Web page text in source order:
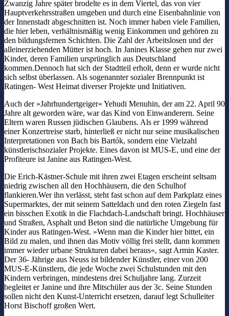
Zwanzig Jahre später brodelte es in dem Viertel, das von vier
Hauptverkehrsstraßen umgeben und durch eine Eisenbahnlinie von
der Innenstadt abgeschnitten ist. Noch immer haben viele Familien,
die hier leben, verhältnismäßig wenig Einkommen und gehören zu
den bildungsfernen Schichten. Die Zahl der Arbeitslosen und der
alleinerziehenden Mütter ist hoch. In Janines Klasse gehen nur zwei
Kinder, deren Familien ursprünglich aus Deutschland
kommen.Dennoch hat sich der Stadtteil erholt, denn er wurde nicht
sich selbst überlassen. Als sogenannter sozialer Brennpunkt ist
Ratingen- West Heimat diverser Projekte und Initiativen.
Auch der »Jahrhundertgeiger« Yehudi Menuhin, der am 22. April 90
Jahre alt geworden wäre, war das Kind von Einwanderern. Seine
Eltern waren Russen jüdischen Glaubens. Als er 1999 während
einer Konzertreise starb, hinterließ er nicht nur seine musikalischen
Interpretationen von Bach bis Bartók, sondern eine Vielzahl
künstlerischsozialer Projekte. Eines davon ist MUS-E, und eine der
Profiteure ist Janine aus Ratingen-West.
Die Erich-Kästner-Schule mit ihren zwei Etagen erscheint seltsam
niedrig zwischen all den Hochhäusern, die den Schulhof
flankieren.Wer ihn verlässt, steht fast schon auf dem Parkplatz eines
Supermarktes, der mit seinem Satteldach und den roten Ziegeln fast
ein bisschen Exotik in die Flachdach-Landschaft bringt. Hochhäuser
und Straßen, Asphalt und Beton sind die natürliche Umgebung für
Kinder aus Ratingen-West. »Wenn man die Kinder hier bittet, ein
Bild zu malen, und ihnen das Motiv völlig frei stellt, dann kommen
immer wieder urbane Strukturen dabei heraus«, sagt Armin Kaster.
Der 36- Jährige aus Neuss ist bildender Künstler, einer von 200
MUS-E-Künstlern, die jede Woche zwei Schulstunden mit den
Kindern verbringen, mindestens drei Schuljahre lang. Zurzeit
begleitet er Janine und ihre Mitschüler aus der 3c. Seine Stunden
sollen nicht den Kunst-Unterricht ersetzen, darauf legt Schulleiter
Horst Bischoff großen Wert.